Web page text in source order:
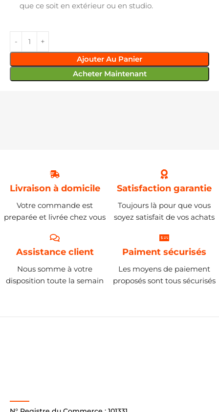
que ce soit en extérieur ou en studio.
Ajouter Au Panier
Acheter Maintenant
Livraison à domicile
Votre commande est
preparée et livrée chez vous
Satisfaction garantie
Toujours là pour que vous
soyez satisfait de vos achats
Assistance client
Nous somme à votre
disposition toute la semain
Paiment sécurisés
Les moyens de paiement
proposés sont tous sécurisés